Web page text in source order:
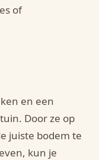
of
en een
Door ze op
juiste bodem te
kun je